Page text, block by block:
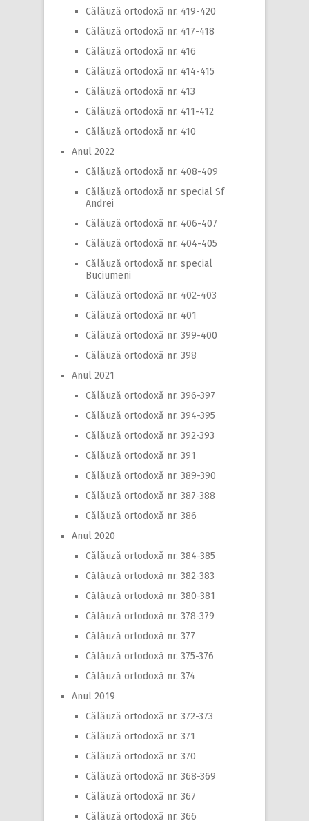
Călăuză ortodoxă nr. 419-420
Călăuză ortodoxă nr. 417-418
Călăuză ortodoxă nr. 416
Călăuză ortodoxă nr. 414-415
Călăuză ortodoxă nr. 413
Călăuză ortodoxă nr. 411-412
Călăuză ortodoxă nr. 410
Anul 2022
Călăuză ortodoxă nr. 408-409
Călăuză ortodoxă nr. special Sf
Andrei
Călăuză ortodoxă nr. 406-407
Călăuză ortodoxă nr. 404-405
Călăuză ortodoxă nr. special
Buciumeni
Călăuză ortodoxă nr. 402-403
Călăuză ortodoxă nr. 401
Călăuză ortodoxă nr. 399-400
Călăuză ortodoxă nr. 398
Anul 2021
Călăuză ortodoxă nr. 396-397
Călăuză ortodoxă nr. 394-395
Călăuză ortodoxă nr. 392-393
Călăuză ortodoxă nr. 391
Călăuză ortodoxă nr. 389-390
Călăuză ortodoxă nr. 387-388
Călăuză ortodoxă nr. 386
Anul 2020
Călăuză ortodoxă nr. 384-385
Călăuză ortodoxă nr. 382-383
Călăuză ortodoxă nr. 380-381
Călăuză ortodoxă nr. 378-379
Călăuză ortodoxă nr. 377
Călăuză ortodoxă nr. 375-376
Călăuză ortodoxă nr. 374
Anul 2019
Călăuză ortodoxă nr. 372-373
Călăuză ortodoxă nr. 371
Călăuză ortodoxă nr. 370
Călăuză ortodoxă nr. 368-369
Călăuză ortodoxă nr. 367
Călăuză ortodoxă nr. 366